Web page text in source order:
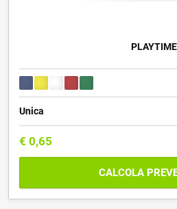
PLAYTIME
Unica
€ 0,65
CALCOLA